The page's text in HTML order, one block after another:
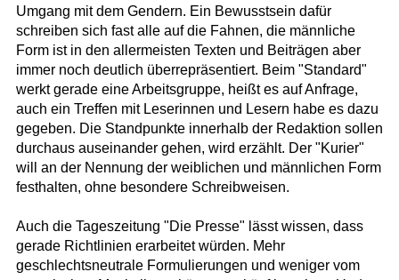
Umgang mit dem Gendern. Ein Bewusstsein dafür
schreiben sich fast alle auf die Fahnen, die männliche
Form ist in den allermeisten Texten und Beiträgen aber
immer noch deutlich überrepräsentiert. Beim "Standard"
werkt gerade eine Arbeitsgruppe, heißt es auf Anfrage,
auch ein Treffen mit Leserinnen und Lesern habe es dazu
gegeben. Die Standpunkte innerhalb der Redaktion sollen
durchaus auseinander gehen, wird erzählt. Der "Kurier"
will an der Nennung der weiblichen und männlichen Form
festhalten, ohne besondere Schreibweisen.
Auch die Tageszeitung "Die Presse" lässt wissen, dass
gerade Richtlinien erarbeitet würden. Mehr
geschlechtsneutrale Formulierungen und weniger vom